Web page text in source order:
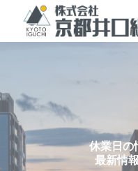
休業 日 の
最新情報